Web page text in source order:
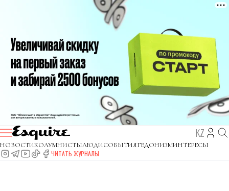
KZ
НОВОСТИКОЛУМНИСТЫЛЮДИСОБЫТИЯГЕДОНИЗМИНТЕРЕСЫ
ЧИТАТЬ ЖУРНАЛЫ